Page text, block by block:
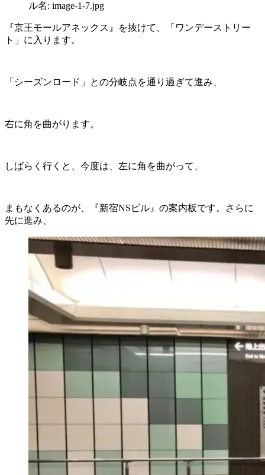
『京王モールアネックス』を抜けて、「ワンデーストリー
ト」に入ります。
「シーズンロード」との分岐点を通り過ぎて進み、
右に角を曲がります。
しばらく行くと、今度は、左に角を曲がって、
まもなくあるのが、『新宿NSビル』の案内板です。さらに
先に進み、